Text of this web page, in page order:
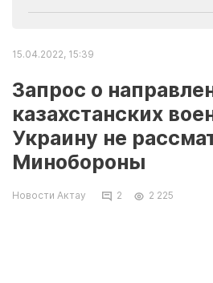
15.04.2022, 15:39
Запрос о
казахстанских
Украину не
Минобороны
Новости Актау 2 2 225